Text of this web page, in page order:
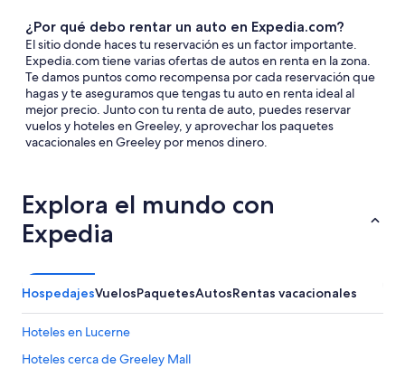
¿Por qué debo rentar un auto en Expedia.com?
El sitio donde haces tu reservación es un factor importante.
Expedia.com tiene varias ofertas de autos en renta en la zona.
Te damos puntos como recompensa por cada reservación que
hagas y te aseguramos que tengas tu auto en renta ideal al
mejor precio. Junto con tu renta de auto, puedes reservar
vuelos y hoteles en Greeley, y aprovechar los paquetes
vacacionales en Greeley por menos dinero.
Explora el mundo con
Expedia
HospedajesVuelosPaquetesAutosRentas vacacionales
Hoteles en Lucerne
Hoteles cerca de Greeley Mall